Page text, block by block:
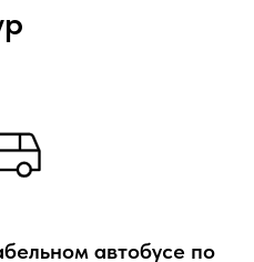
автобусе по